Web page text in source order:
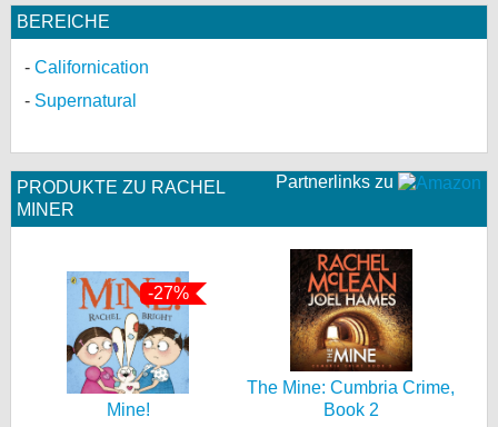
BEREICHE
Californication
Supernatural
Partnerlinks zu
PRODUKTE ZU RACHEL
MINER
-27%
Mine!
The Mine: Cumbria Crime,
Book 2